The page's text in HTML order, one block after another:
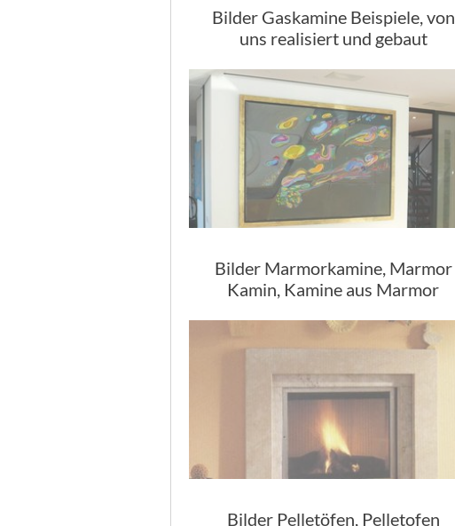
Bilder Gaskamine Beispiele, von
uns realisiert und gebaut
Bilder Marmorkamine, Marmor
Kamin, Kamine aus Marmor
Bilder Pelletöfen, Pelletofen